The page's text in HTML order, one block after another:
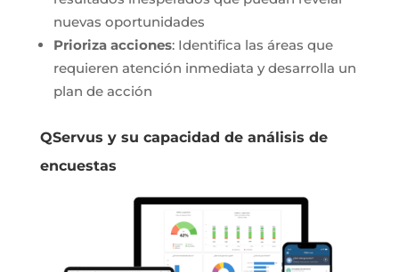
nuevas oportunidades
Prioriza acciones: Identifica las áreas que
requieren atención inmediata y desarrolla un
plan de acción
QServus y su capacidad de análisis de
encuestas